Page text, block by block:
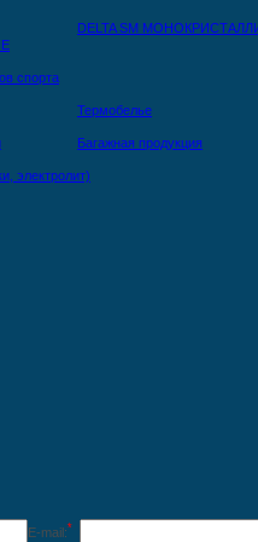
DELTA SM
спорта
Термобелье
Багажная продукция
электролит)
E-mail:*